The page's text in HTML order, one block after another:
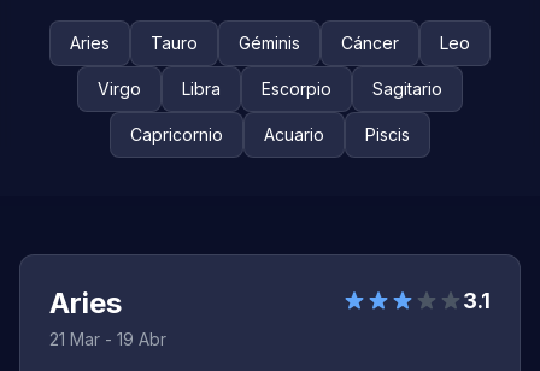
Aries Tauro Géminis Cáncer Leo
Virgo Libra Escorpio Sagitario
Capricornio Acuario Piscis
Aries
21 Mar - 19 Abr
3.1